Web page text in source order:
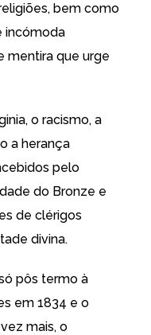
bem como
incómoda
mentira que urge
o racismo, a
a herança
pelo
do Bronze e
de clérigos
divina.
pôs termo à
em 1834 e o
mais, o